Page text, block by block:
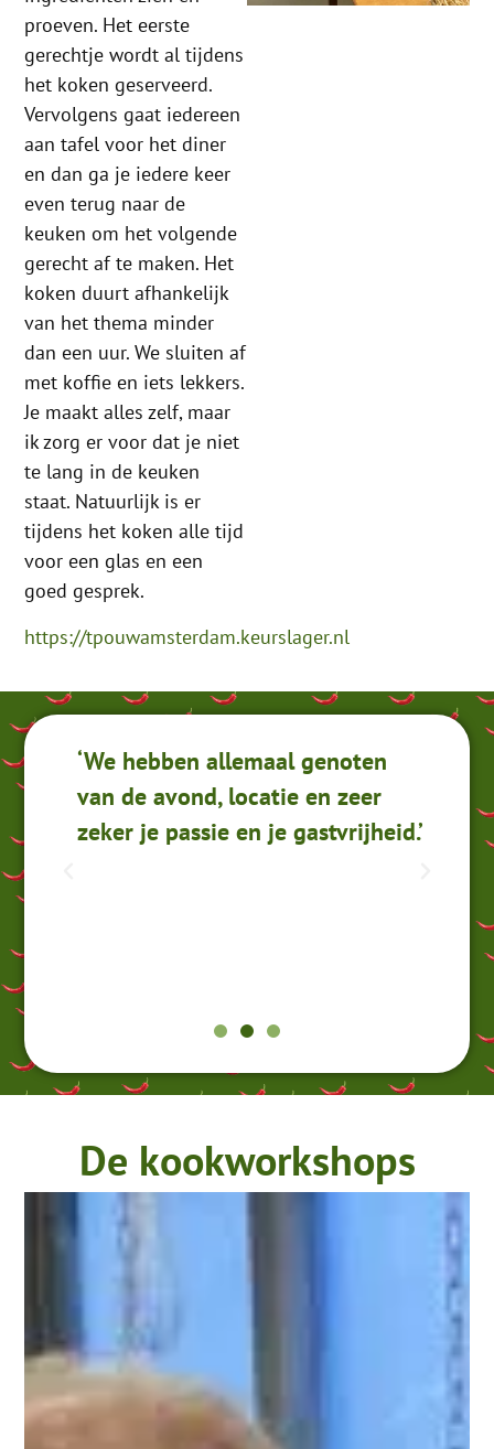
proeven. Het eerste
gerechtje wordt al tijdens
het koken geserveerd.
Vervolgens gaat iedereen
aan tafel voor het diner
en dan ga je iedere keer
even terug naar de
keuken om het volgende
gerecht af te maken. Het
koken duurt afhankelijk
van het thema minder
dan een uur. We sluiten af
met koffie en iets lekkers.
Je maakt alles zelf, maar
ik zorg er voor dat je niet
te lang in de keuken
staat. Natuurlijk is er
tijdens het koken alle tijd
voor een glas en een
goed gesprek.
https://tpouwamsterdam.keurslager.nl
‘We hebben allemaal genoten
van de avond, locatie en zeer
zeker je passie en je gastvrijheid.’
De kookworkshops